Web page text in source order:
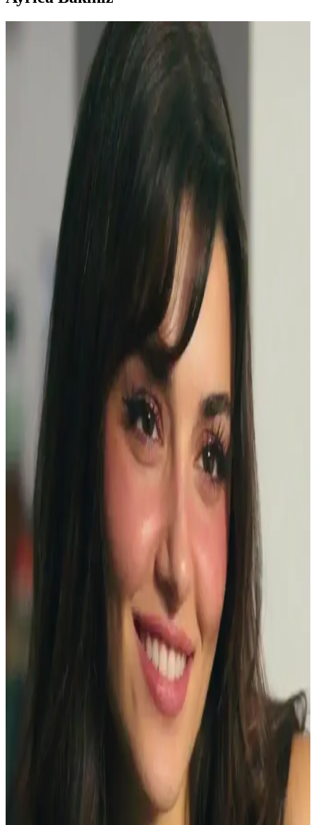
Clio Kill Cover Mesh Glow Cushion Ayrışma
Sorunu ve Makyaj Uygulama Yöntemleri
Clio Kill Cover Mesh Glow cushion ürününde görülen ayrışma
sorunu, krem kapatıcı baz kullanımı ve hafif uygulama ile
azaltılabilir. Kirpiklerde maskara ve bireysel kirpik uygulaması doğal
görünüm sağlar.
Doğal Görünüm İçin En İyi Hafif Maskara
Seçenekleri ve Kullanım İpuçları
Doğal görünümlü maskaralar, hafif ve su bazlı formülleriyle günlük
kullanımda kirpiklere hacim ve uzunluk kazandırır, doğal kıvrımı
korur. İnce fırçalar ve doğru uygulama teknikleriyle gözlerinize
doğal çekicilik katın.
Gece Şıklığını Tamamlayan Göz Makyajı Teknikleri
ve Uygulama İpuçları
Göz makyajı, gece şıklığını artıran temel detaydır. Koyu renkler,
parlak detaylar ve doğru tekniklerle etkileyici ve kalıcı bir görünüm
Dolgun ve Çekici Kirpikler İçin Maskara Seçimi ve
Kullanım Teknikleri
Doğru maskara seçimi ve kullanımıyla kirpikleriniz daha dolgun,
uzun ve kıvrık görünür. İçerik ve tekniklere dikkat ederek
makyajınıza canlılık katın.
Göz Makyajında Takma Kirpik Kullanımı ve
Alternatif Yöntemler Üzerine Detaylı İnceleme
Takma kirpikler göz makyajında etkileyici görünüm sağlar ancak
zorunlu değildir. Doğal kirpikler, kirpik kıvırıcılar, maskaralar ve
manyetik kirpikler gibi alternatifler makyajda özgünlük ve konfor
Gece İçin Büyüleyici Göz Makyajı Trendleri ve
Teknikleri Hakkında Kapsamlı Rehber
Gece makyajında etkileyici gözler için teknikler, ürünler ve güncel
trendler detaylı şekilde anlatılıyor. Koyu tonlar ve doğru
uygulamalarla gözlerinizi ön plana çıkarın.
YSL Maskara Valfi Sorunları ve Çözüm Yöntemleri:
Kullanıcı Deneyimi ve İade Süreci
YSL maskaralarda valfin yerinden çıkması veya tıkanması sıkça
yaşanan bir sorundur. Bu yazıda valf sorunlarının belirtileri, geçici
çözümleri ve iade süreçleri detaylı şekilde ele alınmaktadır.
Hande Erçel'in Kirpik Makyajı: Mascaradan
Takma Kirpiğe Uzunluk ve Hacim Teknikleri
Hande Erçel'in kirpik makyajında YSL ve Hourglass mascaraların
kullanımı, kirpik tarağı teknikleri ve takma kirpik ihtimali detaylıca
inceleniyor. Alt göz makyajı da kusursuzluk sağlıyor.